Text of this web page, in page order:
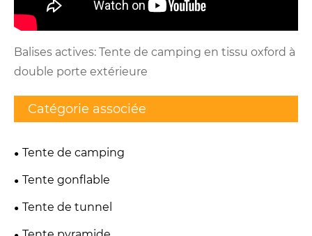
Balises actives: Tente de camping en tissu oxford à
double porte extérieure
Catégorie associée
Tente de camping
Tente gonflable
Tente de tunnel